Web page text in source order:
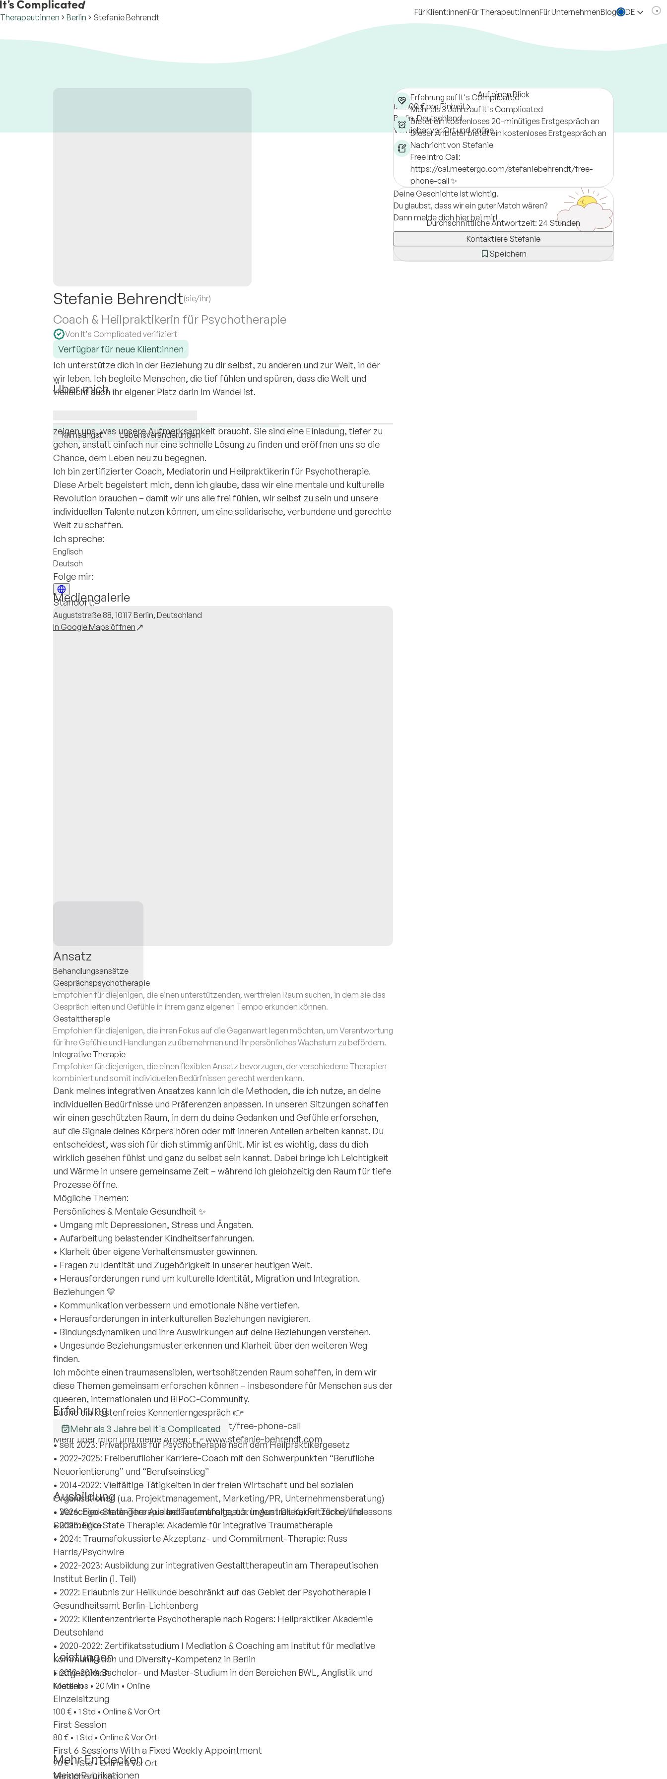
Therapeut:innen Berlin Stefanie Behrendt
Für Klient:innenFür Therapeut:innenFür UnternehmenBlog DE
Stefanie Behrendt(sie/ihr)
Coach & Heilpraktikerin für Psychotherapie
Von It's Complicated verifiziert
Verfügbar für neue Klient:innen
Ich unterstütze dich in der Beziehung zu dir selbst, zu anderen und zur Welt, in der
wir leben. Ich begleite Menschen, die tief fühlen und spüren, dass die Welt und
vielleicht auch ihr eigener Platz darin im Wandel ist.
Klimaangst
Lebensveränderungen
Über mich
zeigen uns, was unsere Aufmerksamkeit braucht. Sie sind eine Einladung, tiefer zu
gehen, anstatt einfach nur eine schnelle Lösung zu finden und eröffnen uns so die
Chance, dem Leben neu zu begegnen.
Ich bin zertifizierter Coach, Mediatorin und Heilpraktikerin für Psychotherapie.
Diese Arbeit begeistert mich, denn ich glaube, dass wir eine mentale und kulturelle
Revolution brauchen – damit wir uns alle frei fühlen, wir selbst zu sein und unsere
individuellen Talente nutzen können, um eine solidarische, verbundene und gerechte
Welt zu schaffen.
Ich spreche:
Englisch
Deutsch
Folge mir:
Standort:
Auguststraße 88, 10117 Berlin, Deutschland
In Google Maps öffnen
Mediengalerie
Ansatz
Behandlungsansätze
Gesprächspsychotherapie
Empfohlen für diejenigen, die einen unterstützenden, wertfreien Raum suchen, in dem sie das
Gespräch leiten und Gefühle in ihrem ganz eigenen Tempo erkunden können.
Gestalttherapie
Empfohlen für diejenigen, die ihren Fokus auf die Gegenwart legen möchten, um Verantwortung
für ihre Gefühle und Handlungen zu übernehmen und ihr persönliches Wachstum zu befördern.
Integrative Therapie
Empfohlen für diejenigen, die einen flexiblen Ansatz bevorzugen, der verschiedene Therapien
kombiniert und somit individuellen Bedürfnissen gerecht werden kann.
Dank meines integrativen Ansatzes kann ich die Methoden, die ich nutze, an deine
individuellen Bedürfnisse und Präferenzen anpassen. In unseren Sitzungen schaffen
wir einen geschützten Raum, in dem du deine Gedanken und Gefühle erforschen,
auf die Signale deines Körpers hören oder mit inneren Anteilen arbeiten kannst. Du
entscheidest, was sich für dich stimmig anfühlt. Mir ist es wichtig, dass du dich
wirklich gesehen fühlst und ganz du selbst sein kannst. Dabei bringe ich Leichtigkeit
und Wärme in unsere gemeinsame Zeit – während ich gleichzeitig den Raum für tiefe
Prozesse öffne.
Mögliche Themen:
Persönliches & Mentale Gesundheit ✨
• Umgang mit Depressionen, Stress und Ängsten.
• Aufarbeitung belastender Kindheitserfahrungen.
• Klarheit über eigene Verhaltensmuster gewinnen.
• Fragen zu Identität und Zugehörigkeit in unserer heutigen Welt.
• Herausforderungen rund um kulturelle Identität, Migration und Integration.
Beziehungen 💛
• Kommunikation verbessern und emotionale Nähe vertiefen.
• Herausforderungen in interkulturellen Beziehungen navigieren.
• Bindungsdynamiken und ihre Auswirkungen auf deine Beziehungen verstehen.
• Ungesunde Beziehungsmuster erkennen und Klarheit über den weiteren Weg
finden.
Ich möchte einen traumasensiblen, wertschätzenden Raum schaffen, in dem wir
diese Themen gemeinsam erforschen können – insbesondere für Menschen aus der
queeren, internationalen und BIPoC-Community.
Buche ein kostenfreies Kennenlerngespräch 👉
https://my.meetergo.com/stefaniebehrendt/free-phone-call
Mehr über mich und meine Arbeit: 👉 www.stefanie-behrendt.com
Erfahrung
Mehr als 3 Jahre bei It's Complicated
• seit 2023: Privatpraxis für Psychotherapie nach dem Heilpraktikergesetz
• 2022-2025: Freiberuflicher Karriere-Coach mit den Schwerpunkten “Berufliche
Neuorientierung” und “Berufseinstieg”
• 2014-2022: Vielfältige Tätigkeiten in der freien Wirtschaft und bei sozialen
Organisationen (u.a. Projektmanagement, Marketing/PR, Unternehmensberatung)
• Verschiedene längere Auslandsaufenthalte, u.a. in Australien, der Türkei und
Südamerika
Ausbildung
• 2026: Ego-State-Therapie bei Traumafolgestörungen I Dr. Kai Fritzsche/lifelessons
• 2025: Ego-State Therapie: Akademie für integrative Traumatherapie
• 2024: Traumafokussierte Akzeptanz- und Commitment-Therapie: Russ
Harris/Psychwire
• 2022-2023: Ausbildung zur integrativen Gestalttherapeutin am Therapeutischen
Institut Berlin (1. Teil)
• 2022: Erlaubnis zur Heilkunde beschränkt auf das Gebiet der Psychotherapie I
Gesundheitsamt Berlin-Lichtenberg
• 2022: Klientenzentrierte Psychotherapie nach Rogers: Heilpraktiker Akademie
Deutschland
• 2020-2022: Zertifikatsstudium I Mediation & Coaching am Institut für mediative
Kommunikation und Diversity-Kompetenz in Berlin
• 2010-2016: Bachelor- und Master-Studium in den Bereichen BWL, Anglistik und
Medien
Leistungen
Erstgespräch
Kostenlos • 20 Min • Online
Einzelsitzung
100 € • 1 Std • Online & Vor Ort
First Session
80 € • 1 Std • Online & Vor Ort
First 6 Sessions With a Fixed Weekly Appointment
90 €• 1 Std• Online & Vor Ort
Versicherungen
Auf einen Blick
80-100 € pro Einheit
Berlin,Deutschland
Verfügbar vor Ort und online
Erfahrung auf It's Complicated
Mehr als 3 Jahre auf It's Complicated
Bietet ein kostenloses 20-minütiges Erstgespräch an
Dieser Anbieter bietet ein kostenloses Erstgespräch an
Nachricht von Stefanie
Free Intro Call:
https://cal.meetergo.com/stefaniebehrendt/free-
phone-call ✨
Deine Geschichte ist wichtig.
Du glaubst, dass wir ein guter Match wären?
Dann melde dich hier bei mir!
Kontaktiere Stefanie
Speichern
Durchschnittliche Antwortzeit: 24 Stunden
Mehr Entdecken
Meine Publikationen